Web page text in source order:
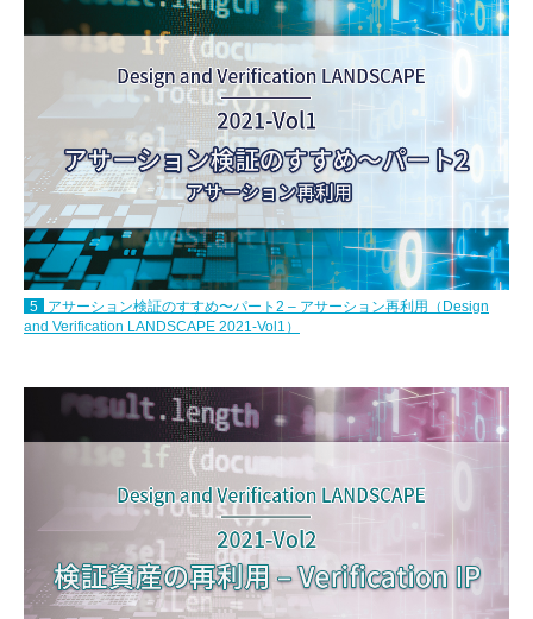
5
アサーション検証のすすめ〜パート2 – アサーション再利用（Design
and Verification LANDSCAPE 2021-Vol1）